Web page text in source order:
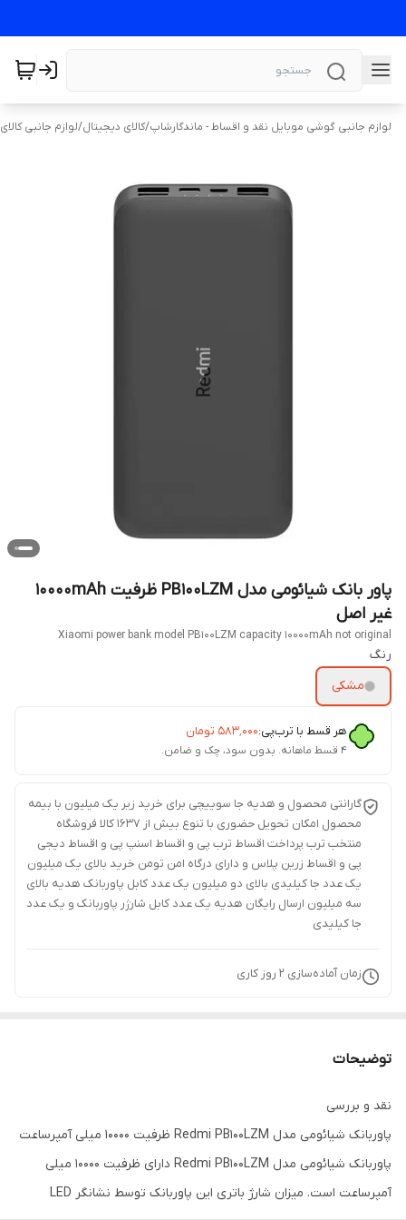
لوازم جانبی گوشی موبایل نقد و اقساط - ماندگارشاپ/کالای دیجیتال/لوازم جانبی
پاور بانک شیائومی مدل PB100LZM ظرفیت 10000mAh
غیر اصل
Xiaomi power bank model PB100LZM capacity 10000mAh not original
رنگ
مشکی
هر قسط با ترب‌پی:۵۸۳٬۰۰۰ تومان
۴ قسط ماهانه. بدون سود، چک و ضامن.
گارانتی محصول و هدیه جا سوییچی برای خرید زیر یک میلیون با بیمه
محصول امکان تحویل حضوری با تنوع بیش از 1637 کالا فروشگاه
منتخب ترب پرداخت اقساط ترب پی و اقساط اسنپ پی و اقساط دیجی
پی و اقساط زرین پلاس و دارای درگاه امن تومن خرید بالای یک میلیون
یک عدد جا کیلیدی بالای دو میلیون یک عدد کابل پاوربانک هدیه بالای
سه میلیون ارسال رایگان هدیه یک عدد کابل شارژر پاوربانک و یک عدد
جا کیلیدی
زمان آماده‌سازی 2 روز کاری
توضیحات
نقد و بررسی
پاوربانک شیائومی مدل Redmi PB100LZM ظرفیت 10000 میلی آمپرساعت
پاوربانک شیائومی مدل Redmi PB100LZM دارای ظرفیت 10000 میلی
آمپرساعت است. میزان شارژ باتری این پاوربانک توسط نشانگر LED